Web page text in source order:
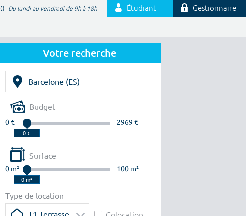
Du lundi au vendredi de 9h à 18h Étudiant Gestionnaire
Votre recherche
Budget
0 € 2969 €
Surface
0 m² 100 m²
Type de location
T1 Terrasse